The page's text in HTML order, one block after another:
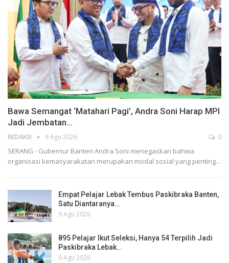
Bawa Semangat ‘Matahari Pagi’, Andra Soni Harap MPI
Jadi Jembatan…
REDAKSI 9 Agu 2026 0
SERANG - Gubernur Banten Andra Soni menegaskan bahwa
organisasi kemasyarakatan merupakan modal sosial yang penting…
Empat Pelajar Lebak Tembus Paskibraka Banten,
Satu Diantaranya…
9 Agu 2026
895 Pelajar Ikut Seleksi, Hanya 54 Terpilih Jadi
Paskibraka Lebak…
9 Agu 2026